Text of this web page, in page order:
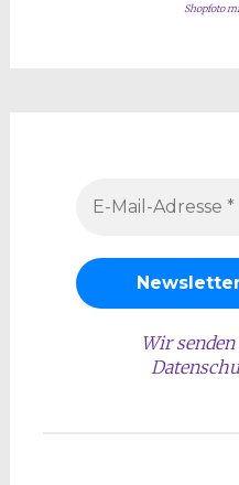
Shopfoto
Wir